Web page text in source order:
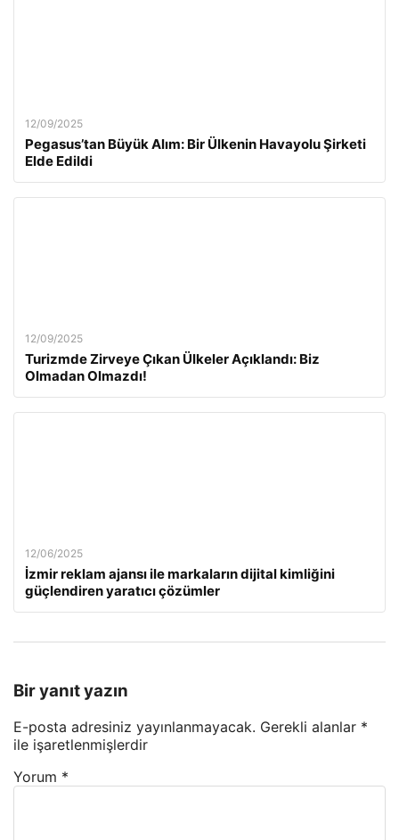
12/09/2025
Pegasus’tan Büyük Alım: Bir Ülkenin Havayolu Şirketi
Elde Edildi
12/09/2025
Turizmde Zirveye Çıkan Ülkeler Açıklandı: Biz
Olmadan Olmazdı!
12/06/2025
İzmir reklam ajansı ile markaların dijital kimliğini
güçlendiren yaratıcı çözümler
Bir yanıt yazın
E-posta adresiniz yayınlanmayacak. Gerekli alanlar *
ile işaretlenmişlerdir
Yorum *